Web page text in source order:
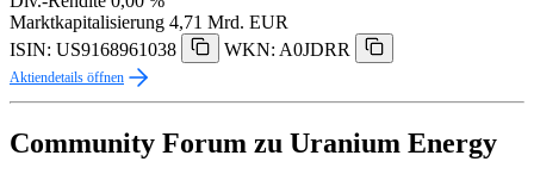
Marktkapitalisierung 4,71 Mrd. EUR
ISIN: US9168961038
WKN: A0JDRR
Aktiendetails öffnen
Community Forum zu Uranium Energy